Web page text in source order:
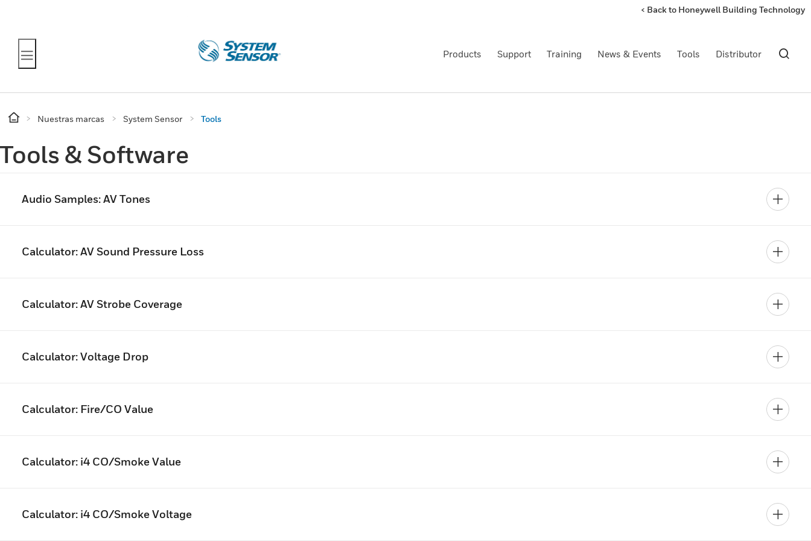
< Back to Honeywell Building Technology
Products Support Training News & Events Tools Distributor
Nuestras marcas System Sensor Tools
& Software
Audio Samples: AV Tones
Calculator: AV Sound Pressure Loss
Calculator: AV Strobe Coverage
Calculator: Voltage Drop
Calculator: Fire/CO Value
Calculator: i4 CO/Smoke Value
Calculator: i4 CO/Smoke Voltage